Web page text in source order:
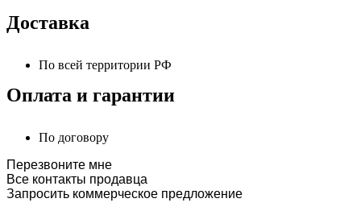
Доставка
По всей территории РФ
Оплата и гарантии
По договору
Перезвоните мне
Все контакты продавца
Запросить коммерческое предложение